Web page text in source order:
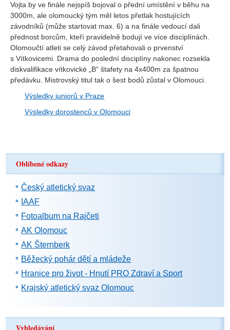
Vojta by ve finále nejspíš bojoval o přední umístění v běhu na
3000m, ale olomoucký tým měl letos přetlak hostujících
závodníků (může startovat max. 6) a na finále vedoucí dali
přednost borcům, kteří pravidelně bodují ve více disciplínách.
Olomoučtí atleti se celý závod přetahovali o prvenství
s Vítkovicemi. Drama do poslední disciplíny nakonec rozsekla
diskvalifikace vítkovické „B“ štafety na 4x400m za špatnou
předávku. Mistrovský titul tak o šest bodů zůstal v Olomouci.
Výsledky juniorů v Praze
Výsledky dorostenců v Olomouci
Oblíbené odkazy
Český atletický svaz
IAAF
Fotoalbum na Rajčeti
AK Olomouc
AK Šternberk
Běžecký pohár dětí a mládeže
Hranice pro život - Hnutí PRO Zdraví a Sport
Krajský atletický svaz Olomouc
Vyhledávání